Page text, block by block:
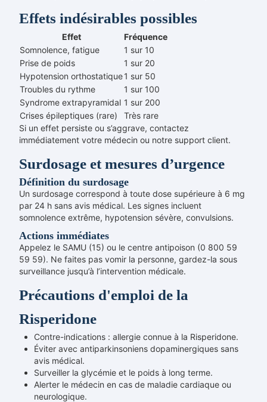
Effets indésirables possibles
Effet
Fréquence
Somnolence, fatigue
1 sur 10
Prise de poids
1 sur 20
Hypotension orthostatique1 sur 50
Troubles du rythme
1 sur 100
Syndrome extrapyramidal 1 sur 200
Crises épileptiques (rare)
Très rare
Si un effet persiste ou s’aggrave, contactez
immédiatement votre médecin ou notre support client.
Surdosage et mesures d’urgence
Définition du surdosage
Un surdosage correspond à toute dose supérieure à 6 mg
par 24 h sans avis médical. Les signes incluent
somnolence extrême, hypotension sévère, convulsions.
Actions immédiates
Appelez le SAMU (15) ou le centre antipoison (0 800 59
59 59). Ne faites pas vomir la personne, gardez-la sous
surveillance jusqu’à l’intervention médicale.
Précautions d'emploi de la
Risperidone
Contre-indications : allergie connue à la Risperidone.
Éviter avec antiparkinsoniens dopaminergiques sans
avis médical.
Surveiller la glycémie et le poids à long terme.
Alerter le médecin en cas de maladie cardiaque ou
neurologique.